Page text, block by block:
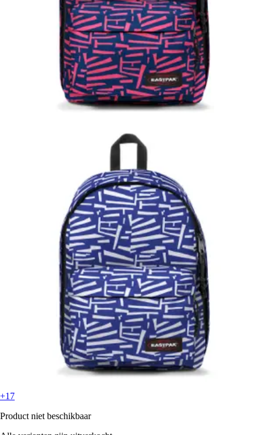
+17
Product niet beschikbaar